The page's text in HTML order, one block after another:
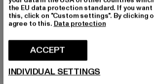
REPLAY
BULLET UNION
EUR 99,99
Derzeitiger Preis: EUR 99,99
the EU data protection standard. If you
this, click on "Custom settings". By clicking
agree to this. Data protection
ACCEPT
INDIVIDUAL SETTINGS